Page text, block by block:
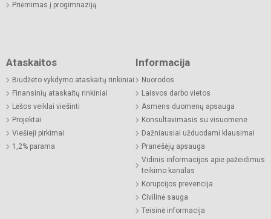
Priėmimas į progimnaziją
Ataskaitos
Biudžeto vykdymo ataskaitų rinkiniai
Finansinių ataskaitų rinkiniai
Lėšos veiklai viešinti
Projektai
Viešieji pirkimai
1,2% parama
Informacija
Nuorodos
Laisvos darbo vietos
Asmens duomenų apsauga
Konsultavimasis su visuomene
Dažniausiai užduodami klausimai
Pranešėjų apsauga
Vidinis informacijos apie pažeidimus
teikimo kanalas
Korupcijos prevencija
Civilinė sauga
Teisinė informacija